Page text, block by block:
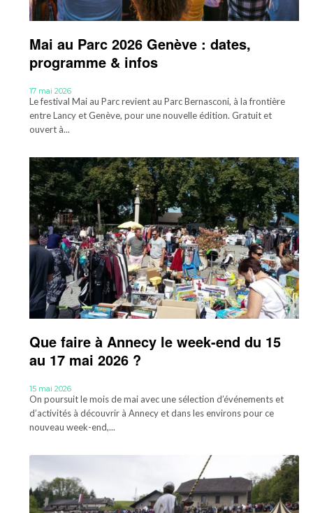
Mai au Parc 2026 Genève : dates,
programme & infos
17 mai 2026
Le festival Mai au Parc revient au Parc Bernasconi, à la frontière
entre Lancy et Genève, pour une nouvelle édition. Gratuit et
ouvert à...
Que faire à Annecy le week-end du 15
au 17 mai 2026 ?
15 mai 2026
On poursuit le mois de mai avec une sélection d’événements et
d’activités à découvrir à Annecy et dans les environs pour ce
nouveau week-end,...